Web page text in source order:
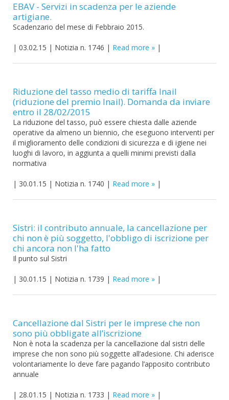
EBAV - Servizi in scadenza per le aziende
artigiane.
Scadenzario del mese di Febbraio 2015.
| 03.02.15 | Notizia n. 1746 | Read more |
Riduzione del tasso medio di tariffa Inail
(riduzione del premio Inail). Domanda da inviare
entro il 28/02/2015
La riduzione del tasso, può essere chiesta dalle aziende
operative da almeno un biennio, che eseguono interventi per
il miglioramento delle condizioni di sicurezza e di igiene nei
luoghi di lavoro, in aggiunta a quelli minimi previsti dalla
normativa
| 30.01.15 | Notizia n. 1740 | Read more |
Sistri: il contributo annuale, la cancellazione per
chi non è più soggetto, l'obbligo di iscrizione per
chi ancora non l'ha fatto
Il punto sul Sistri
| 30.01.15 | Notizia n. 1739 | Read more |
Cancellazione dal Sistri per le imprese che non
sono più obbligate all’iscrizione
Non è nota la scadenza per la cancellazione dal sistri delle
imprese che non sono più soggette all’adesione. Chi aderisce
volontariamente lo deve fare pagando l’apposito contributo
annuale
| 28.01.15 | Notizia n. 1733 | Read more |